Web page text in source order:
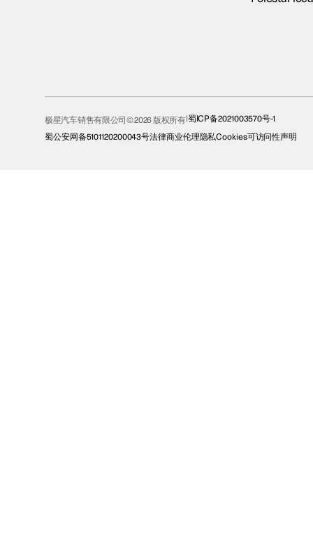
极星汽车销售有限公司© 2026 版权所有 蜀ICP备2021003570号-1
蜀公安网备5101120200043号法律商业伦理隐私Cookies可访问性声明